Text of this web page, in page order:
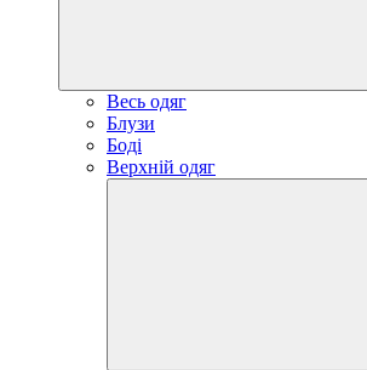
Весь одяг
Блузи
Боді
Верхній одяг